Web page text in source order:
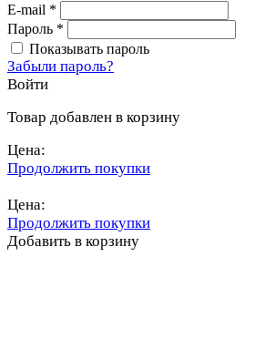
E-mail *
Пароль *
Показывать пароль
Забыли пароль?
Войти
Товар добавлен в корзину
Цена:
Продолжить покупки
Цена:
Продолжить покупки
Добавить в корзину